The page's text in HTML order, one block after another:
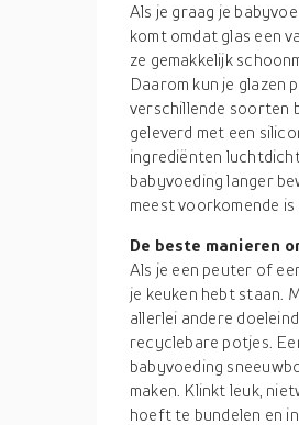
Als je graag je
komt omdat glas een
ze gemakkelijk
Daarom kun je glazen
verschillende soorten
geleverd met een
ingrediënten
babyvoeding langer
meest voorkomende
De beste manieren
Als je een peuter of
je keuken hebt staan.
allerlei andere
recyclebare potjes.
babyvoeding
maken. Klinkt leuk,
hoeft te bundelen en